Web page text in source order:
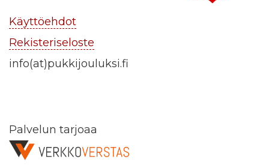
Käyttöehdot
Rekisteriseloste
info(at)pukkijouluksi.fi
Palvelun tarjoaa